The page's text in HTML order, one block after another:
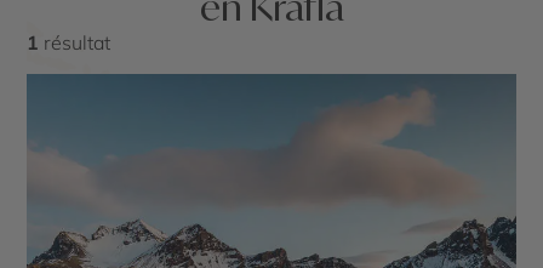
1 résultat